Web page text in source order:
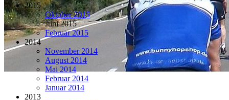
2015
Oktober 2015
Juni 2015
Februar 2015
2014
November 2014
August 2014
Mai 2014
Februar 2014
Januar 2014
2013